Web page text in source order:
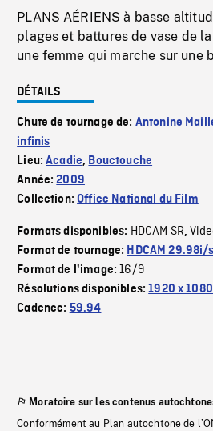
PLANS AÉRIENS à basse
plages et battures de vase de
une femme qui marche sur une
DÉTAILS
Chute de tournage de: Antonine
infinis
Lieu:Acadie, Bouctouche
Année:2009
Collection:Office National du Film
Formats disponibles: HDCAM SR,
Format de tournage: HDCAM 29.98i/s
Format de l'image:16/9
Résolutions disponibles:1920 x 1080
Cadence: 59.94
Moratoire sur les contenus
Conformément au Plan autochtone de